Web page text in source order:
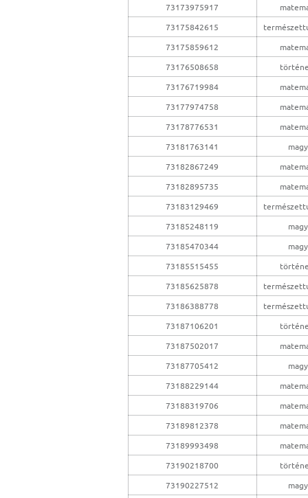
73173975917
73175842615
73175859612
73176508658
73176719984
73177974758
73178776531
73181763141
73182867249
73182895735
73183129469
73185248119
73185470344
73185515455
73185625878
73186388778
73187106201
73187502017
73187705412
73188229144
73188319706
73189812378
73189993498
73190218700
73190227512